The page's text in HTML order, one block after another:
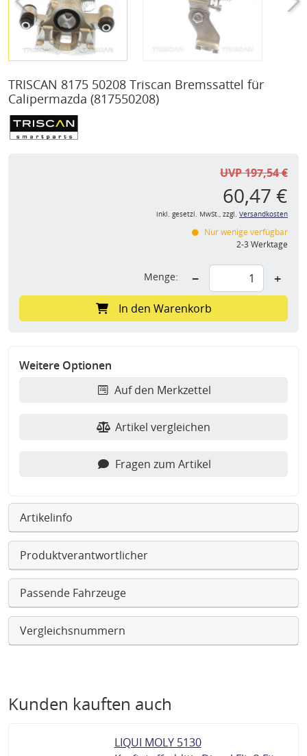
TRISCAN 8175 50208 Triscan Bremssattel für
Calipermazda (817550208)
UVP 197,54 €
60,47 €
inkl. gesetzl. MwSt., zzgl. Versandkosten
Nur wenige verfügbar
2-3 Werktage
Menge: − +
In den Warenkorb
Weitere Optionen
Auf den Merkzettel
Artikel vergleichen
Fragen zum Artikel
Artikelinfo
Produktverantwortlicher
Passende Fahrzeuge
Vergleichsnummern
Kunden kauften auch
LIQUI MOLY 5130